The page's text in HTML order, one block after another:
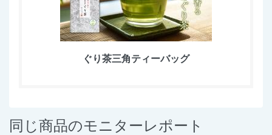
ぐり茶三角ティーバッグ
同じ商品のモニターレポート